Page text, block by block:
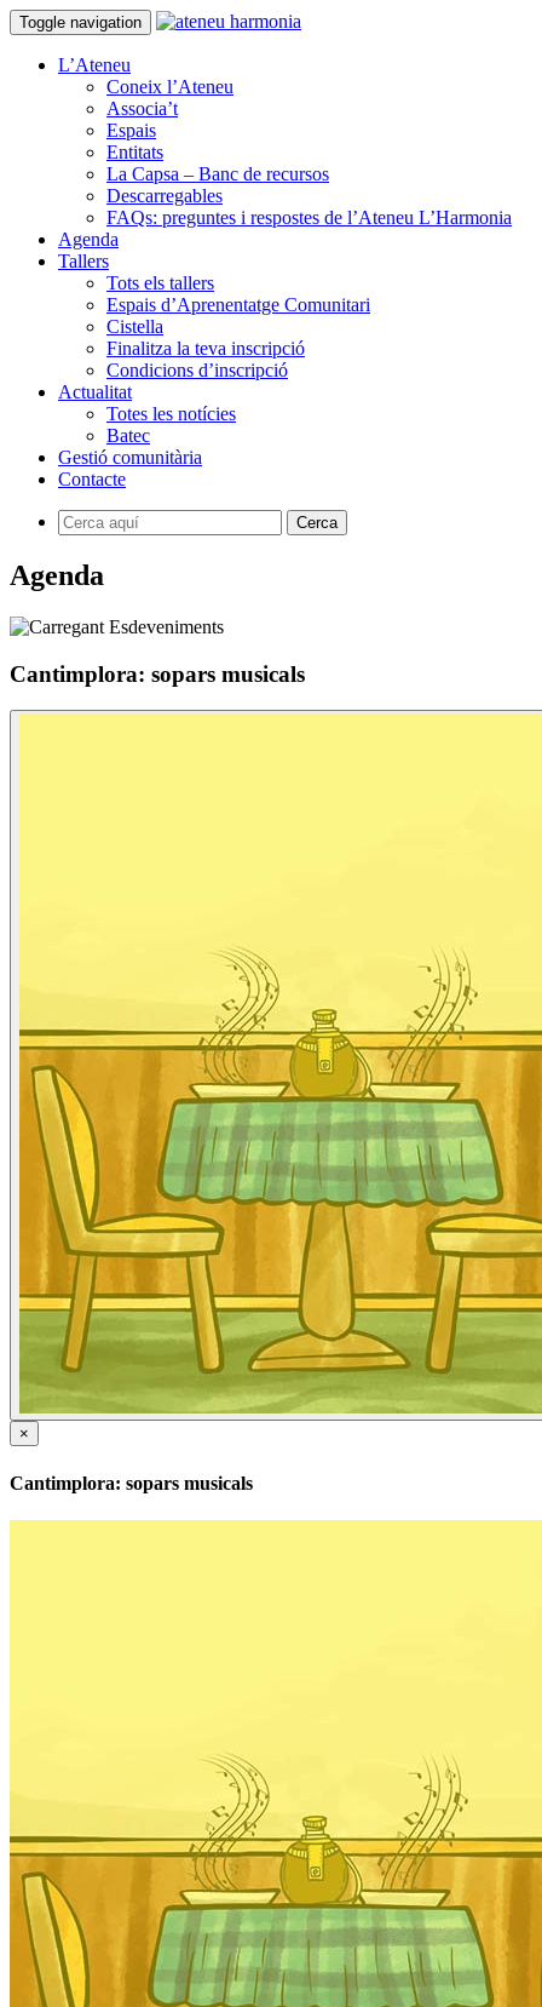
Toggle navigation
L’Ateneu
Coneix l’Ateneu
Associa’t
Espais
Entitats
La Capsa – Banc de recursos
Descarregables
FAQs: preguntes i respostes de l’Ateneu L’Harmonia
Agenda
Tallers
Tots els tallers
Espais d’Aprenentatge Comunitari
Cistella
Finalitza la teva inscripció
Condicions d’inscripció
Actualitat
Totes les notícies
Batec
Gestió comunitària
Contacte
Agenda
Cantimplora: sopars musicals
×
Cantimplora: sopars musicals